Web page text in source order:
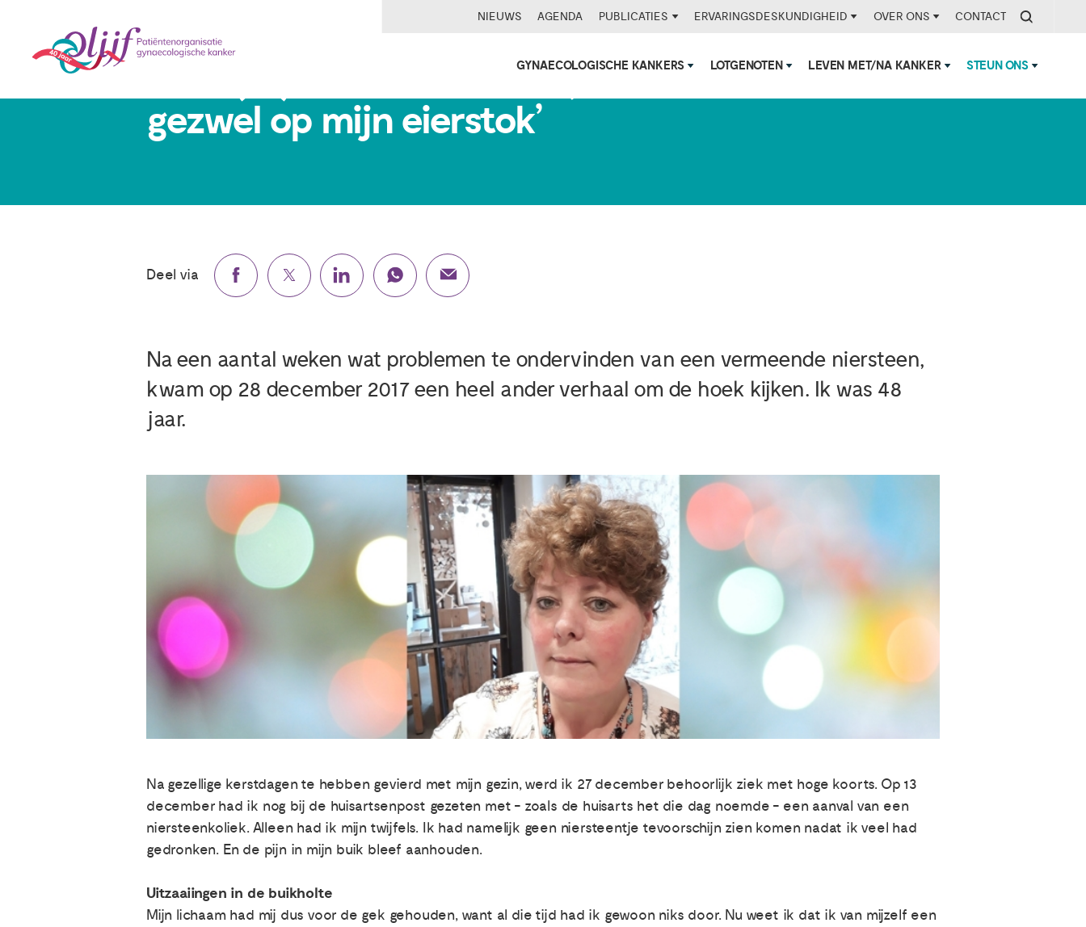
NIEUWS AGENDA PUBLICATIES ERVARINGSDESKUNDIGHEID OVER ONS CONTACT
GYNAECOLOGISCHE KANKERS LOTGENOTEN LEVEN MET/NA KANKER STEUN ONS
Finie (50): 'Geen niersteen, maar een flink
gezwel op mijn eierstok’
Deel via
Na een aantal weken wat problemen te ondervinden van een vermeende niersteen,
kwam op 28 december 2017 een heel ander verhaal om de hoek kijken. Ik was 48
jaar.
Na gezellige kerstdagen te hebben gevierd met mijn gezin, werd ik 27 december behoorlijk ziek met hoge koorts. Op 13
december had ik nog bij de huisartsenpost gezeten met - zoals de huisarts het die dag noemde - een aanval van een
niersteenkoliek. Alleen had ik mijn twijfels. Ik had namelijk geen niersteentje tevoorschijn zien komen nadat ik veel had
gedronken. En de pijn in mijn buik bleef aanhouden.
Uitzaaiingen in de buikholte
Mijn lichaam had mij dus voor de gek gehouden, want al die tijd had ik gewoon niks door. Nu weet ik dat ik van mijzelf een